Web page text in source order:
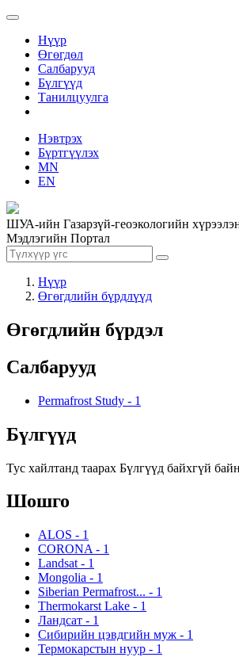
Нүүр
Өгөгдөл
Салбарууд
Бүлгүүд
Танилцуулга
Нэвтрэх
Бүртгүүлэх
MN
EN
ШУА-ийн Газарзүй-геоэкологийн
Мэдлэгийн Портал
Нүүр
Өгөгдлийн бүрдлүүд
Өгөгдлийн бүрдэл
Салбарууд
Permafrost Study - 1
Бүлгүүд
Тус хайлтанд таарах Бүлгүүд байхгүй
Шошго
ALOS - 1
CORONA - 1
Landsat - 1
Mongolia - 1
Siberian Permafrost... - 1
Thermokarst Lake - 1
Ландсат - 1
Сибирийн цэвдгийн муж - 1
Термокарстын нуур - 1